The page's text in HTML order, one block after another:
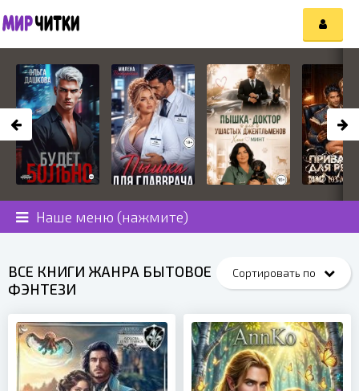
Наше меню (нажмите)
ВСЕ КНИГИ ЖАНРА БЫТОВОЕ
ФЭНТЕЗИ